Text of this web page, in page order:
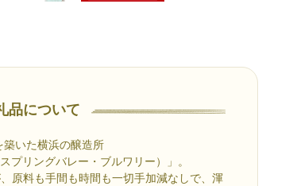
品について
いた横浜の醸造所
プリングバレー・ブルワリー）」。
原料も手間も時間も一切手加減なしで、渾